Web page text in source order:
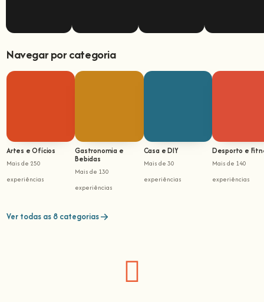
Navegar por categoria
Artes e Ofícios
Mais de 250
experiências
Gastronomia e
Bebidas
Mais de 130
experiências
Casa e DIY
Mais de 30
experiências
Desporto e
Mais de 140
experiências
Ver todas as 8 categorias